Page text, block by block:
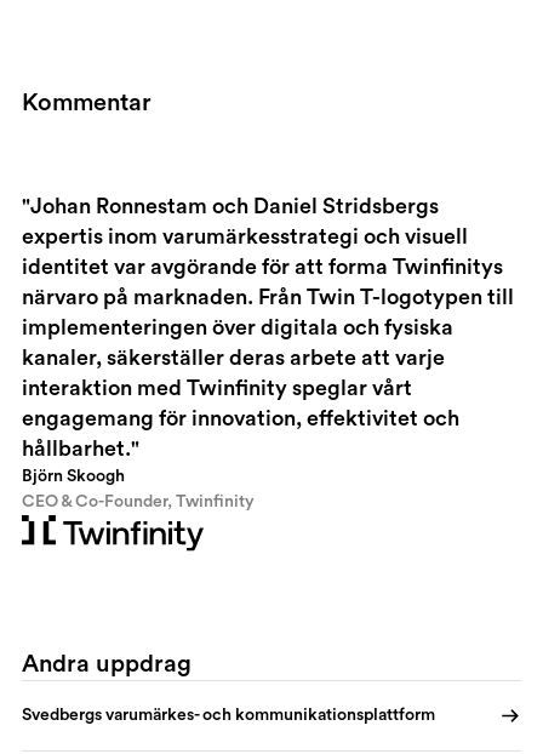
Kommentar
"Johan Ronnestam och Daniel Stridsbergs
expertis inom varumärkesstrategi och visuell
identitet var avgörande för att forma Twinfinitys
närvaro på marknaden. Från Twin T-logotypen till
implementeringen över digitala och fysiska
kanaler, säkerställer deras arbete att varje
interaktion med Twinfinity speglar vårt
engagemang för innovation, effektivitet och
hållbarhet."
Björn Skoogh
CEO & Co-Founder, Twinfinity
Andra uppdrag
Svedbergs varumärkes- och kommunikationsplattform